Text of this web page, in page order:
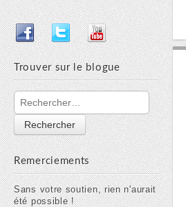
Trouver sur le blogue
Rechercher :
Remerciements
Sans votre soutien, rien n'aurait
été possible !